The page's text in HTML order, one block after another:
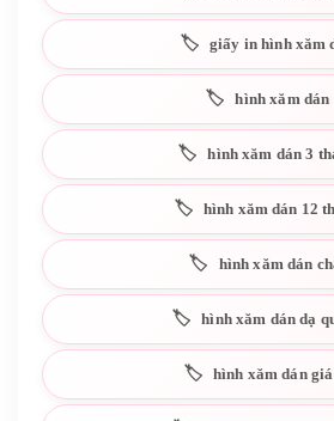
giấy in hình xăm
hình xăm dán
hình xăm dán 3
hình xăm dán 12
hình xăm dán
hình xăm dán dạ
hình xăm dán